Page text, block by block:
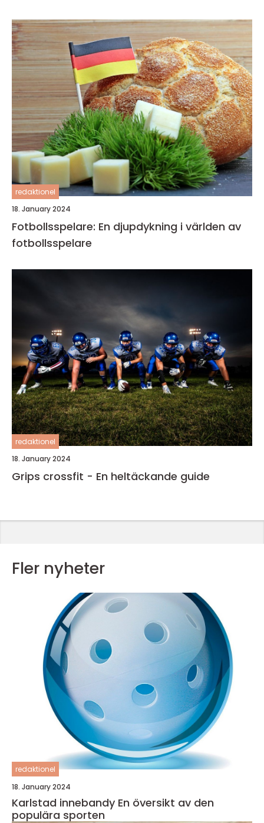
redaktionel
18. January 2024
Fotbollsspelare: En djupdykning i världen av
fotbollsspelare
redaktionel
18. January 2024
Grips crossfit - En heltäckande guide
Fler nyheter
redaktionel
18. January 2024
Karlstad innebandy En översikt av den
populära sporten